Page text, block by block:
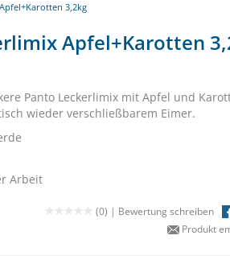
3,2kg
Apfel+Karotten
Panto Leckerlimix mit Apfel und
wieder verschließbarem Eimer.
Arbeit
(0) | Bewertung schreiben
Produkt